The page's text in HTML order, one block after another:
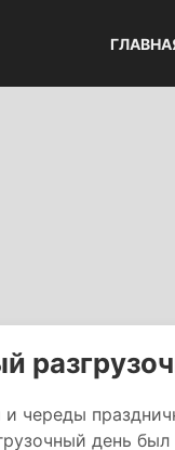
череды
день